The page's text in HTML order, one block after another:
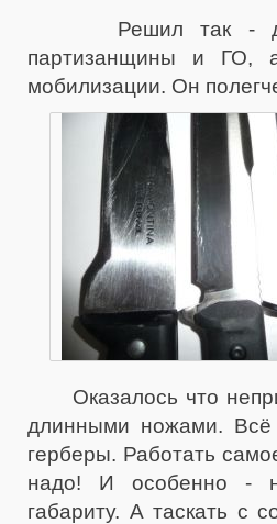
Решил так -
партизанщины и ГО,
мобилизации. Он
Оказалось что
длинными ножами.
герберы. Работать
надо! И особенно -
габариту. А таскать с